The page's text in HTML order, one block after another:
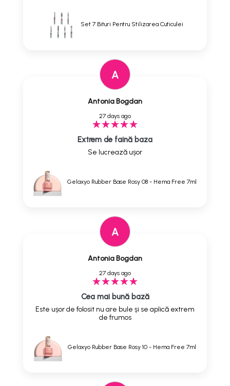
Set 7 Bituri Pentru Stilizarea Cuticulei
A
Antonia Bogdan
27 days ago
Extrem de faină baza
Se lucrează ușor
Gelaxyo Rubber Base Rosy 08 - Hema Free 7ml
A
Antonia Bogdan
27 days ago
Cea mai bună bază
Este ușor de folosit nu are bule și se aplică extrem
de frumos
Gelaxyo Rubber Base Rosy 10 - Hema Free 7ml